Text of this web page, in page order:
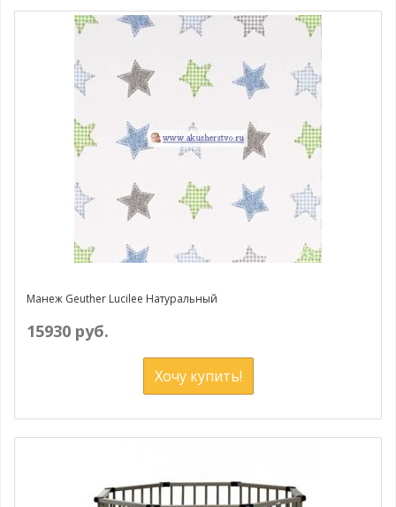
Манеж Geuther Lucilee Натуральный
15930 руб.
Хочу купить!